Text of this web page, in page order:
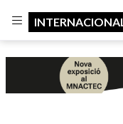
INTERNACIONAL